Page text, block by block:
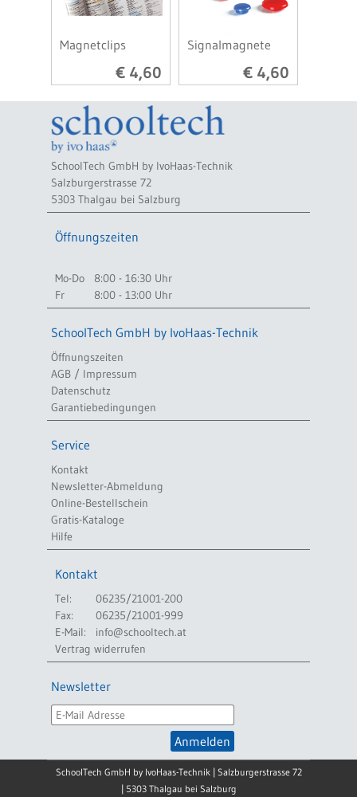
Magnetclips
€ 4,60
Signalmagnete
€ 4,60
SchoolTech GmbH by IvoHaas-Technik
Salzburgerstrasse 72
5303 Thalgau bei Salzburg
Öffnungszeiten
Mo-Do
8:00 - 16:30 Uhr
Fr
8:00 - 13:00 Uhr
SchoolTech GmbH by IvoHaas-Technik
Öffnungszeiten
AGB / Impressum
Datenschutz
Garantiebedingungen
Service
Kontakt
Newsletter-Abmeldung
Online-Bestellschein
Gratis-Kataloge
Hilfe
Kontakt
Tel:
06235/21001-200
Fax:
06235/21001-999
E-Mail:
info@schooltech.at
Vertrag widerrufen
Newsletter
Anmelden
SchoolTech GmbH by IvoHaas-Technik | Salzburgerstrasse 72
| 5303 Thalgau bei Salzburg